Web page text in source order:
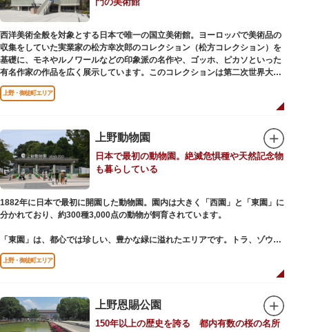
方や時間が限られている方などに向け提案されたコース（日本美術入門／た
てものめぐり／仏像大好き）を参考にめぐるのも良いでしょう。
敷地内にはレストランやミュージアムショップのほか緑豊かな庭園も。季節
ごとの彩りを感じながらゆったりと散策するのもおすすめです。
西洋美術全般を対象とする日本で唯一の国立美術館。ヨーロッパで美術品の
収集をしていた実業家の松方幸次郎のコレクション（松方コレクション）を
基礎に、モネやルノワールなどの印象派の名作や、ゴッホ、ピカソといった
有名作家の作品を広く展示しています。このコレクションは第二次世界大戦
中にフランス政府に接収され、戦後に専用の美術館を創設することを条件に
日本へ寄贈返還されました。
もの。「ル・コルビュジエの建築作品－近代建築運動への顕著な貢献－」の
構成資産の一つとして東京初の世界文化遺産に登録されています。前庭にも
ロダンの彫刻が展示されており、散策しながら美術鑑賞を楽しめるのも魅力
のひとつ。 ボランティア・スタッフと一緒に鑑賞する「美術トーク」や、解
説を聞きながら本館や前庭を一緒に歩く「建築ツアー」など、初めての来館
でも気軽に楽しめるプログラムも用意されています。
上野・御徒町エリア
上野動物園
日本で最初の動物園。絶滅危惧種や天然記念物
も暮らしている
1882年に日本で最初に開園した動物園。園内は大きく「西園」と「東園」に
分かれており、約300種3,000点の動物が飼育されています。
「東園」は、都心では珍しい、豊かな緑に溢れたエリアです。トラ、ゾウな
どが住む森エリアや、ホッキョクグマやアザラシが住む海エリアでは、水浴
びなど迫力あるシーンが目撃できることもあります。国指定重要文化財の
一方「西園」は、蓮の名所としても知られる風光明媚な「不忍池」のほとり
に位置する区域。キリンやサイなどの人気動物をはじめ、アイアイや“動か
上野・御徒町エリア
上野恩賜公園
150年以上の歴史を誇る 都内有数の桜の名所